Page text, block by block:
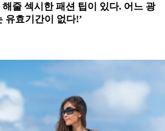
줄 섹시한 패션 팁이 있다. 어느 광
유효기간이 없다!’